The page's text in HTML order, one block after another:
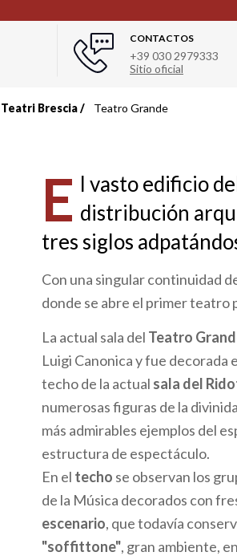
CONTACTOS
+39 030 2979333
Sitio oficial
Teatri Brescia Teatro Grande
E l vasto edificio
distribución
tres siglos
Con una singular continuidad
donde se abre el primer teatro
La actual sala del Teatro
Luigi Canonica y fue decorada
techo de la actual sala del
numerosas figuras de la
más admirables ejemplos del
estructura de espectáculo.
En el techo se observan los
de la Música decorados con
escenario, que todavía
"soffittone", gran ambiente,